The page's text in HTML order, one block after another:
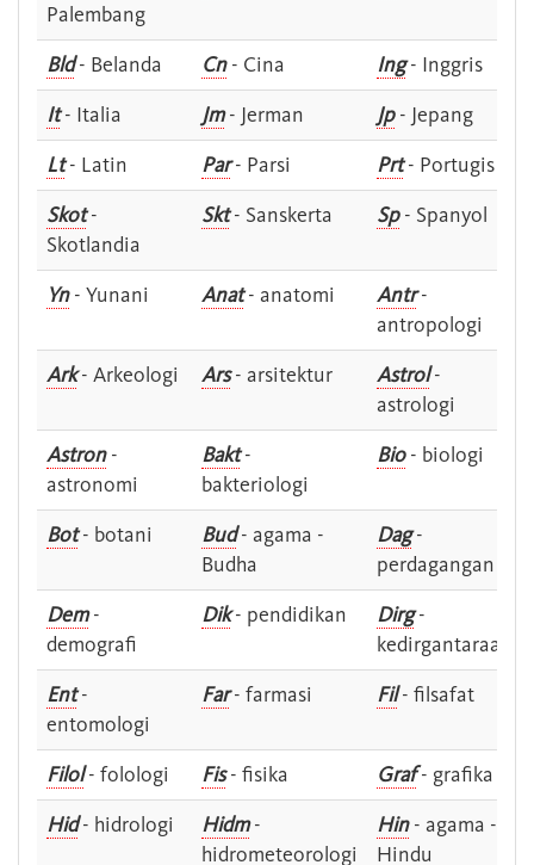
Palembang
Bld- Belanda Cn- Cina Ing- Inggris
It- Italia Jm- Jerman Jp- Jepang
Lt- Latin Par- Parsi Prt- Portugis
Skot-
Skotlandia
Skt- Sanskerta Sp- Spanyol
Yn- Yunani Anat- anatomi Antr-
antropologi
Ark- Arkeologi Ars- arsitektur Astrol-
astrologi
Astron-
astronomi
Bakt-
bakteriologi
Bio- biologi
Bot- botani Bud- agama -
Budha
Dag-
perdagangan
Dem-
demografi
Dik- pendidikan Dirg-
kedirgantaraan
Ent-
entomologi
Far- farmasi Fil- filsafat
Filol- folologi Fis- fisika Graf- grafika
Hid- hidrologi Hidm-
hidrometeorologi
Hin- agama -
Hindu